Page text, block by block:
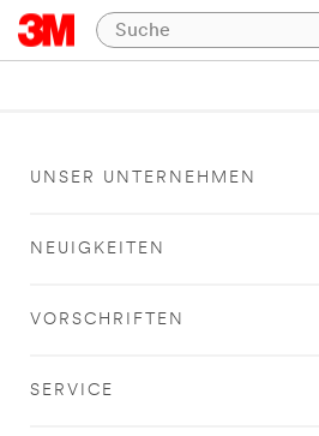
UNSER UNTERNEHMEN
NEUIGKEITEN
VORSCHRIFTEN
SERVICE